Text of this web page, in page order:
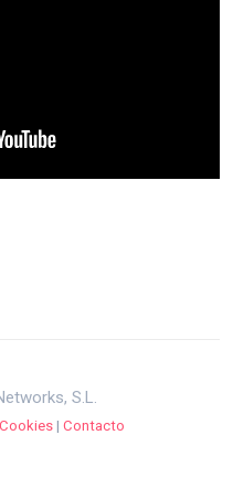
S.L.
Cookies| Contacto